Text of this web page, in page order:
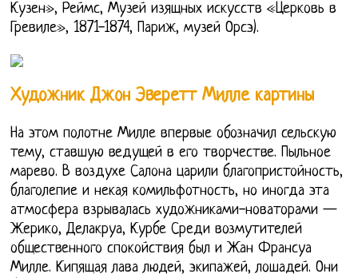
Кузен», Реймс, Музей изящных искусств «Церковь в
Гревиле», 1871-1874, Париж, музей Орсэ).
Художник Джон Эверетт Милле картины
На этом полотне Милле впервые обозначил сельскую
тему, ставшую ведущей в его творчестве. Пыльное
марево. В воздухе Салона царили благопристойность,
благолепие и некая комильфотность, но иногда эта
атмосфера взрывалась художниками-новаторами —
Жерико, Делакруа, Курбе Среди возмутителей
общественного спокойствия был и Жан Франсуа
Милле. Кипящая лава людей, экипажей, лошадей. Они